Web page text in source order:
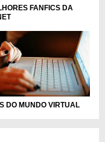
FANFICS DA
DO MUNDO VIRTUAL